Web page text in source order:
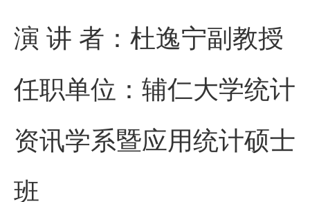
演 讲 者：杜逸宁副教授
任职单位：辅仁大学统计
资讯学系暨应用统计硕士
班